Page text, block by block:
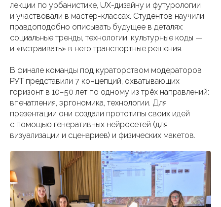
лекции по урбанистике, UX-дизайну и футурологии
и участвовали в мастер-классах. Студентов научили
правдоподобно описывать будущее в деталях:
социальные тренды, технологии, культурные коды —
и «встраивать» в него транспортные решения.
В финале команды под кураторством модераторов
РУТ представили 7 концепций, охватывающих
горизонт в 10−50 лет по одному из трёх направлений:
впечатления, эргономика, технологии. Для
презентации они создали прототипы своих идей
с помощью генеративных нейросетей (для
визуализации и сценариев) и физических макетов.